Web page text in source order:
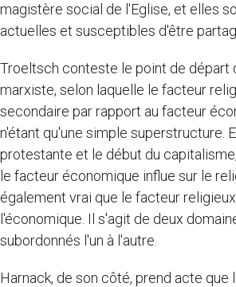
magistère social de l'Eglise, et elles
actuelles et susceptibles d'être
Troeltsch conteste le point de départ
marxiste, selon laquelle le facteur
secondaire par rapport au facteur
n'étant qu'une simple superstructure.
protestante et le début du
le facteur économique influe sur le
également vrai que le facteur
l'économique. Il s'agit de deux
subordonnés l'un à l'autre.
Harnack, de son côté, prend acte que